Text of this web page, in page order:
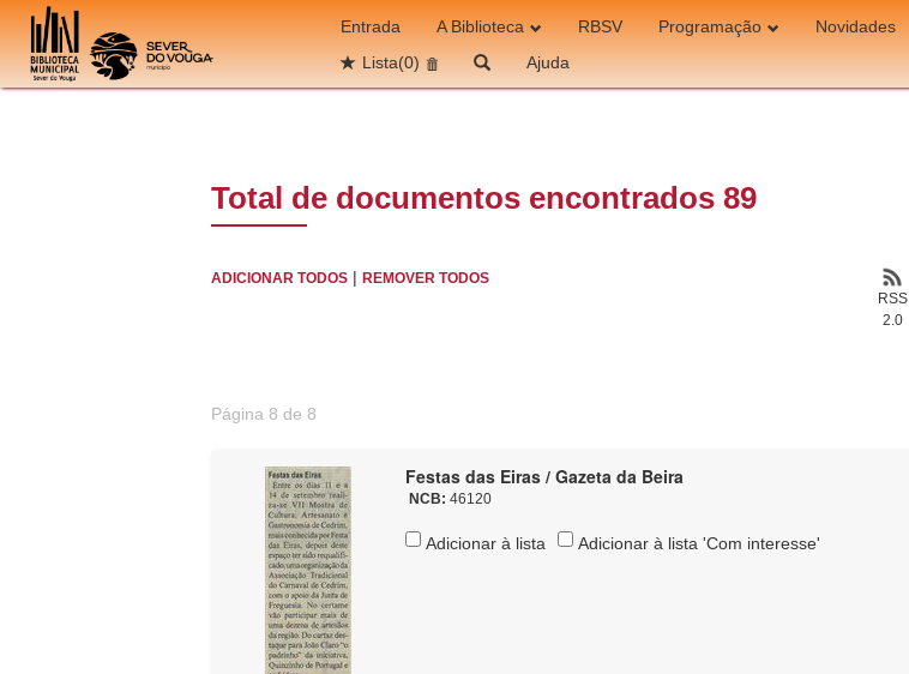
Ir para o conteúdo
Entrada A Biblioteca RBSV Programação Novidades
Lista(0) Ajuda
Total de documentos encontrados 89
ADICIONAR TODOS |REMOVER TODOS
RSS
2.0
Página 8 de 8
Festas das Eiras / Gazeta da Beira
NCB:46120
Adicionar à lista Adicionar à lista 'Com interesse'